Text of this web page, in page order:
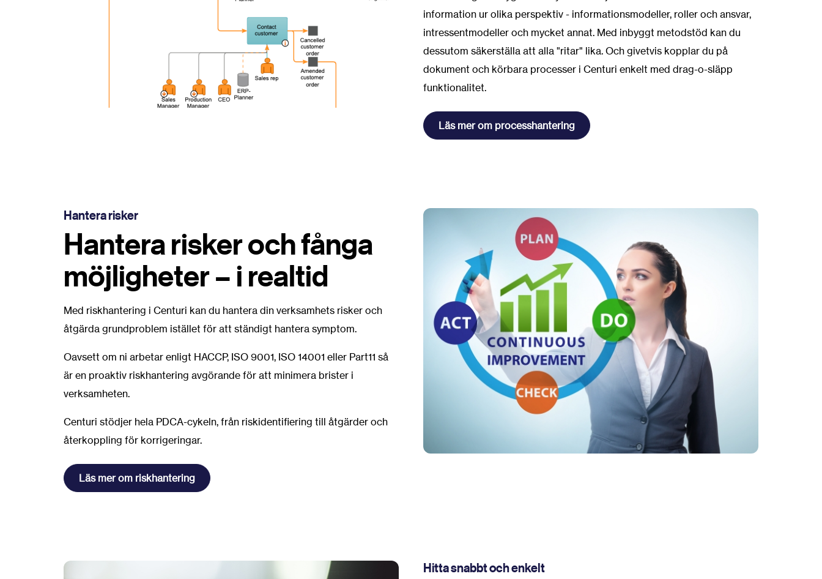
information ur olika perspektiv - informationsmodeller, roller och ansvar,
intressentmodeller och mycket annat. Med inbyggt metodstöd kan du
dessutom säkerställa att alla "ritar" lika. Och givetvis kopplar du på
dokument och körbara processer i Centuri enkelt med drag-o-släpp
funktionalitet.
Läs mer om processhantering
Hantera risker
Hantera risker och fånga
möjligheter – i realtid
Med riskhantering i Centuri kan du hantera din verksamhets risker och
åtgärda grundproblem istället för att ständigt hantera symptom.
Oavsett om ni arbetar enligt HACCP, ISO 9001, ISO 14001 eller Part11 så
är en proaktiv riskhantering avgörande för att minimera brister i
verksamheten.
Centuri stödjer hela PDCA-cykeln, från riskidentifiering till åtgärder och
återkoppling för korrigeringar.
Läs mer om riskhantering
Hitta snabbt och enkelt